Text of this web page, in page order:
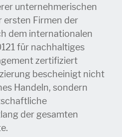
unternehmerischen
ersten Firmen der
dem internationalen
für nachhaltiges
zertifiziert
bescheinigt nicht
Handeln, sondern
der gesamten